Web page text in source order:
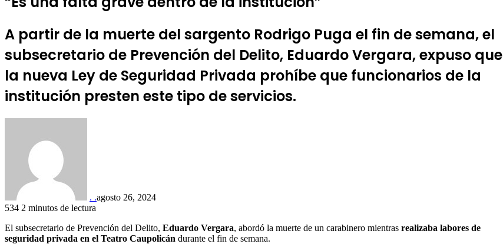
A partir de la muerte del sargento Rodrigo Puga el fin de semana, el
subsecretario de Prevención del Delito, Eduardo Vergara, expuso que
la nueva Ley de Seguridad Privada prohíbe que funcionarios de la
institución presten este tipo de servicios.
. .agosto 26, 2024
534 2 minutos de lectura
El subsecretario de Prevención del Delito, Eduardo Vergara, abordó la muerte de un carabinero mientras realizaba labores de
seguridad privada en el Teatro Caupolicán durante el fin de semana.